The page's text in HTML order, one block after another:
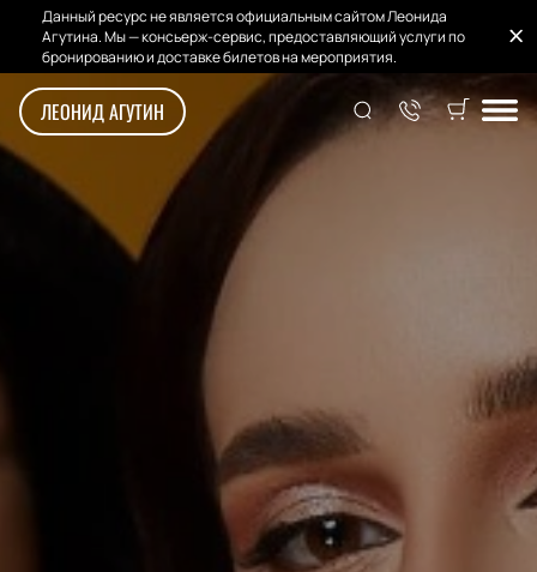
Данный ресурс не является официальным сайтом Леонида
Агутина. Мы — консьерж-сервис, предоставляющий услуги по
бронированию и доставке билетов на мероприятия.
ЛЕОНИД АГУТИН